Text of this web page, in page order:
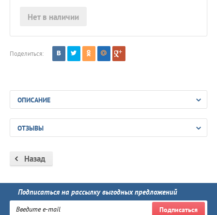
Нет в наличии
Поделиться:
ОПИСАНИЕ
ОТЗЫВЫ
Назад
Подписаться на рассылку выгодных предложений
Подписаться